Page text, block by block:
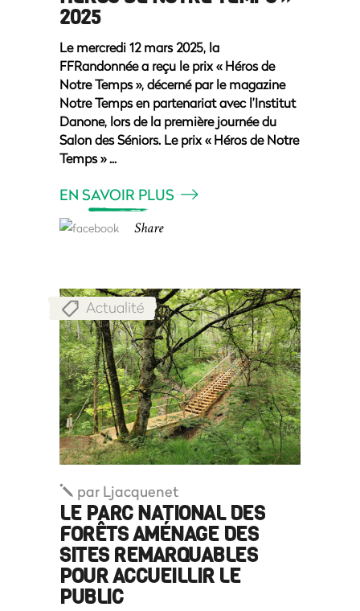
2025
Le mercredi 12 mars 2025, la
FFRandonnée a reçu le prix « Héros de
Notre Temps », décerné par le magazine
Notre Temps en partenariat avec l’Institut
Danone, lors de la première journée du
Salon des Séniors. Le prix « Héros de Notre
Temps »
EN SAVOIR PLUS
Share
Actualité
par Ljacquenet
LE PARC NATIONAL DES
FORÊTS AMÉNAGE DES
SITES REMARQUABLES
POUR ACCUEILLIR LE
PUBLIC